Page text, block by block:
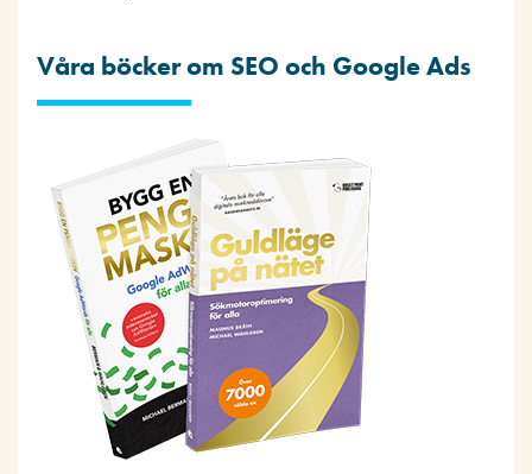
Våra böcker om SEO och Google Ads